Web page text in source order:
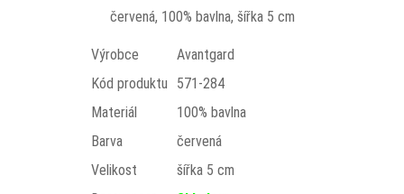
červená, 100% bavlna, šířka 5 cm
Výrobce
Avantgard
Kód produktu
571-284
Materiál
100% bavlna
Barva
červená
Velikost
šířka 5 cm